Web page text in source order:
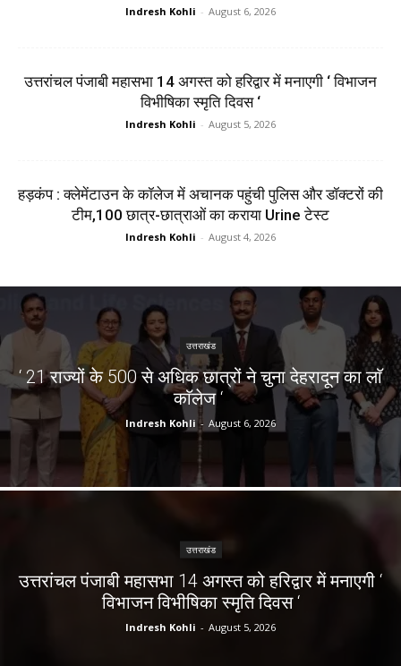
Indresh Kohli - August 6, 2026
उत्तरांचल पंजाबी महासभा 14 अगस्त को हरिद्वार में मनाएगी ‘ विभाजन
विभीषिका स्मृति दिवस ‘
Indresh Kohli - August 5, 2026
हड़कंप : क्लेमेंटाउन के कॉलेज में अचानक पहुंची पुलिस और डॉक्टरों की
टीम,100 छात्र-छात्राओं का कराया Urine टेस्ट
Indresh Kohli - August 4, 2026
उत्तराखंड
‘ 21 राज्यों के 500 से अधिक छात्रों ने चुना देहरादून का लाॅ
काॅलेज ‘
Indresh Kohli - August 6, 2026
उत्तराखंड
उत्तरांचल पंजाबी महासभा 14 अगस्त को हरिद्वार में मनाएगी ‘
विभाजन विभीषिका स्मृति दिवस ‘
Indresh Kohli - August 5, 2026